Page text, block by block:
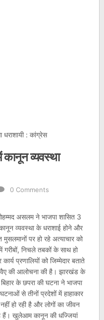
धराशायी : कांग्रेस
कानून व्यवस्था
0 Comments
असलम ने भाजपा शासित 3
व्यवस्था के धराशाई होने और
पर हो रहे अत्याचार को
गरीबों, निचले तबकों के साथ हो
प्रणालियों को जिम्मेदार बताते
रवैए की आलोचना की है। झारखंड के
के छपरा की घटना ने भाजपा
से तीनों प्रदेशों में हाहाकार
हो रही है और लोगों का जीवन
हैं। खुलेआम कानून की धज्जियां